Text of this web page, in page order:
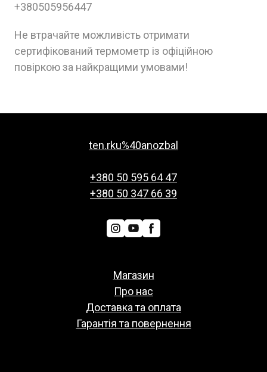
+380505956447
Не втрачайте можливість отримати
сертифікований термометр із офіційною
повіркою за найкращими умовами!
ten.rku%40anozbal
+380 50 595 64 47
+380 50 347 66 39
Магазин
Про нас
Доставка та оплата
Гарантія та повернення